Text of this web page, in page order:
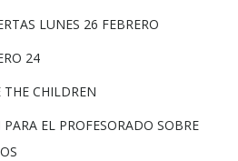
LUNES 26 FEBRERO
24
THE CHILDREN
EL PROFESORADO SOBRE